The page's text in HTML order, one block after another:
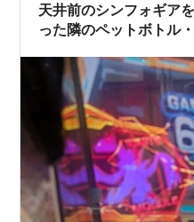
天井前のシンフォギア
った隣のペットボトル
ォギア 正義の歌】【
ロ】【パチスロ日記】